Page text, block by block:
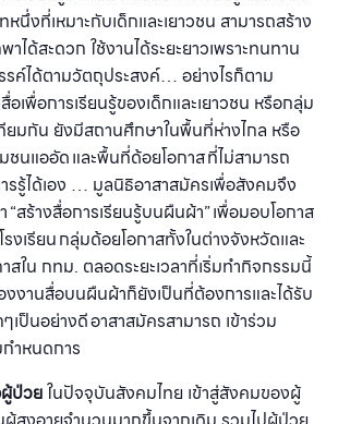
หนึ่งที่เหมาะกับเด็กและเยาวชน สามารถสร้าง
ได้สะดวก ใช้งานได้ระยะยาวเพราะทนทาน
รค์ได้ตามวัตถุประสงค์… อย่างไรก็ตาม
อเพื่อการเรียนรู้ของเด็กและเยาวชน หรือกลุ่ม
ทียมกัน ยังมีสถานศึกษาในพื้นที่ห่างไกล หรือ
ชนแออัด และพื้นที่ด้อยโอกาส ที่ไม่สามารถ
รรู้ได้เอง … มูลนิธิอาสาสมัครเพื่อสังคมจึง
สร้างสื่อการเรียนรู้บนผืนผ้า” เพื่อมอบโอกาส
รงเรียน กลุ่มด้อยโอกาสทั้งในต่างจังหวัดและ
ใน กทม. ตลอดระยะเวลาที่เริ่มทำกิจกรรมนี้
งานสื่อบนผืนผ้าก็ยังเป็นที่ต้องการและได้รับ
เป็นอย่างดี อาสาสมัครสามารถ เข้าร่วม
ำหนดการ
ป่วยในปัจจุบันสังคมไทย เข้าสู่สังคมของผู้